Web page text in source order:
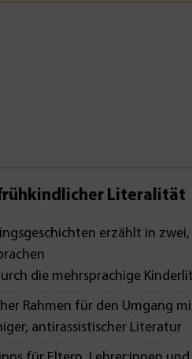
Literalität
erzählt in
die mehrsprachige
Rahmen für den Umgang
antirassistischer Literatur